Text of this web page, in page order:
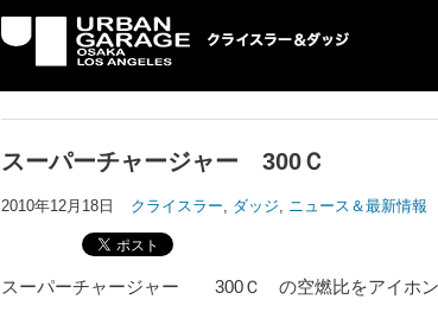
UG クライスラー＆ダ
ッジ専門店
スーパーチャージャー 300Ｃ
2010年12月18日 クライスラー, ダッジ, ニュース＆最新情報
スーパーチャージャー 300Ｃ の空燃比をアイホ